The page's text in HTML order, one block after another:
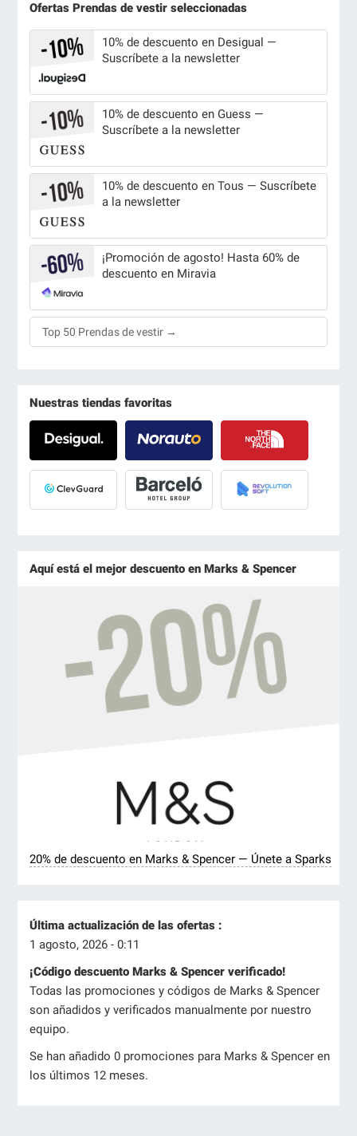
Ofertas Prendas de vestir seleccionadas
10% de descuento en Desigual —
Suscríbete a la newsletter
10% de descuento en Guess —
Suscríbete a la newsletter
10% de descuento en Tous — Suscríbete
a la newsletter
¡Promoción de agosto! Hasta 60% de
descuento en Miravia
Top 50 Prendas de vestir →
Nuestras tiendas favoritas
Aquí está el mejor descuento en Marks & Spencer
20% de descuento en Marks & Spencer — Únete a Sparks
Última actualización de las ofertas :
1 agosto, 2026 - 0:11
¡Código descuento Marks & Spencer verificado!
Todas las promociones y códigos de Marks & Spencer
son añadidos y verificados manualmente por nuestro
equipo.
Se han añadido 0 promociones para Marks & Spencer en
los últimos 12 meses.